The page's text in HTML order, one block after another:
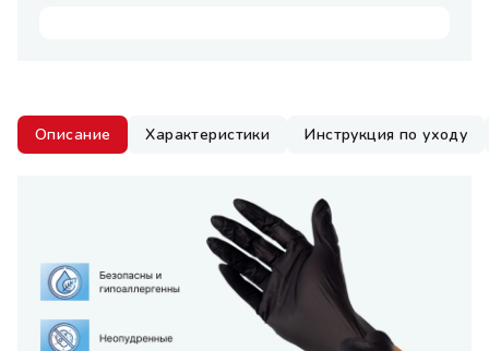
Описание Характеристики Инструкция по уходу